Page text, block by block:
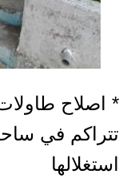
* اصلاح
تتراكم في
استغلالها